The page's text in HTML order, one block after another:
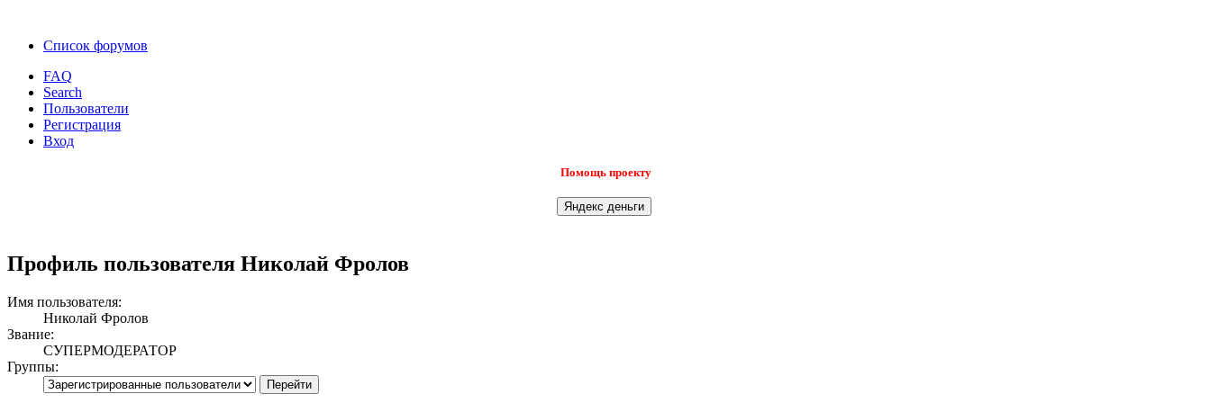
Список форумов
FAQ
Search
Пользователи
Регистрация
Вход
Помощь проекту
Профиль пользователя Николай Фролов
Имя пользователя:
Николай Фролов
Звание:
СУПЕРМОДЕРАТОР
Группы: